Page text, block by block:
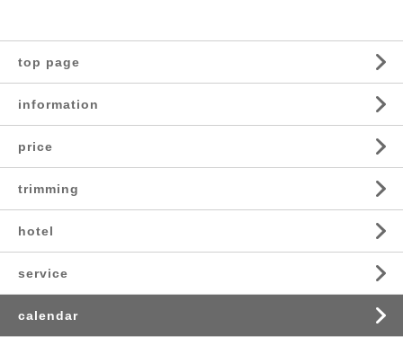
top page
information
price
trimming
hotel
service
calendar